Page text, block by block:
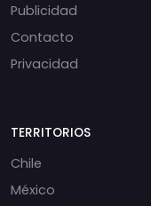
Publicidad
Contacto
Privacidad
TERRITORIOS
Chile
México